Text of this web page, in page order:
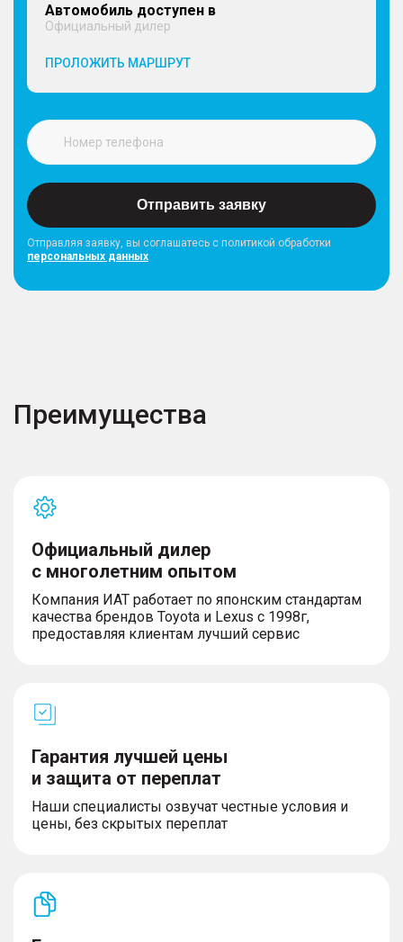
Автомобиль доступен в
Официальный дилер
ПРОЛОЖИТЬ МАРШРУТ
Отправить заявку
Отправляя заявку, вы соглашатесь с политикой обработки
персональных данных
Преимущества
Официальный дилер
с многолетним опытом
Компания ИАТ работает по японским стандартам
качества брендов Toyota и Lexus с 1998г,
предоставляя клиентам лучший сервис
Гарантия лучшей цены
и защита от переплат
Наши специалисты озвучат честные условия и
цены, без скрытых переплат